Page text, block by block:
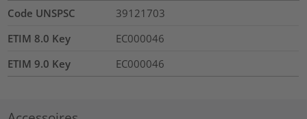
Code UNSPSC
39121703
ETIM 8.0 Key
EC000046
ETIM 9.0 Key
EC000046